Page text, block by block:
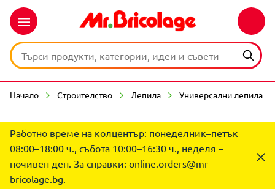
Начало Строителство Лепила Универсални лепила
Работно време на колцентър: понеделник–петък
08:00–18:00 ч., събота 10:00–16:30 ч., неделя –
почивен ден. За справки: online.orders@mr-
bricolage.bg.